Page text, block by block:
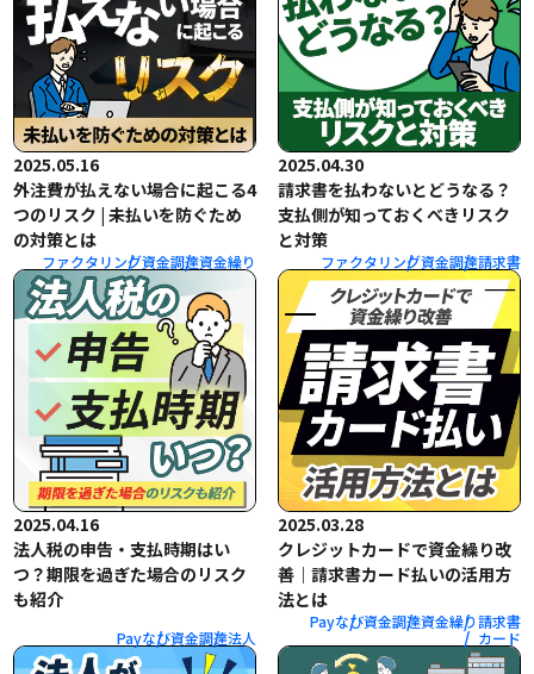
2025.05.16
外注費が払えない場合に起こる4
つのリスク | 未払いを防ぐため
の対策とは
ファクタリング資金調達資金繰り
2025.04.30
請求書を払わないとどうなる？
支払側が知っておくべきリスク
と対策
ファクタリング資金調達請求書
2025.04.16
法人税の申告・支払時期はい
つ？期限を過ぎた場合のリスク
も紹介
Payなび資金調達法人
2025.03.28
クレジットカードで資金繰り改
善｜請求書カード払いの活用方
法とは
Payなび資金調達資金繰り請求書
カード